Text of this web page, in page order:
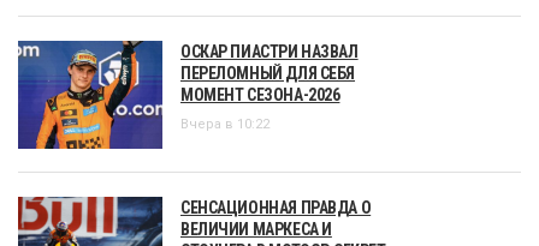
ОСКАР ПИАСТРИ НАЗВАЛ
ПЕРЕЛОМНЫЙ ДЛЯ СЕБЯ
МОМЕНТ СЕЗОНА-2026
Вчера в 10:22
СЕНСАЦИОННАЯ ПРАВДА О
ВЕЛИЧИИ МАРКЕСА И